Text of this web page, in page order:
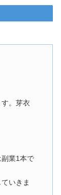
。芽衣
業1本で
いきま